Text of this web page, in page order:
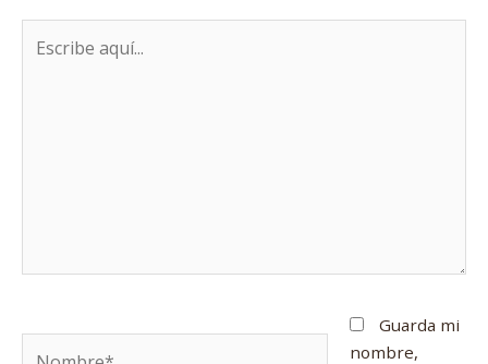
aquí...
Guarda mi
nombre,